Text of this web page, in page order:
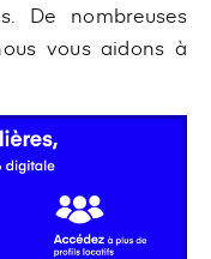
De nombreuses
vous aidons à